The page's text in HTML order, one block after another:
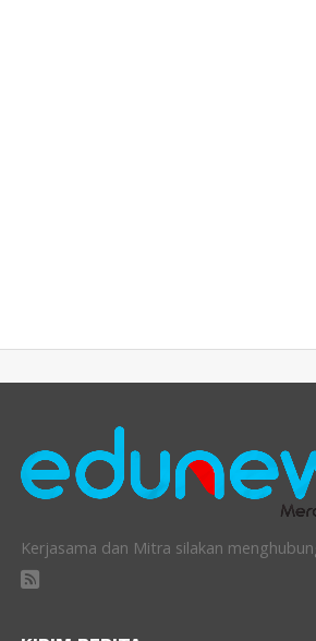
Kerjasama dan Mitra silakan